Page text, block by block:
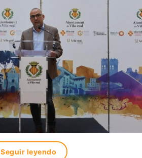
Seguir leyendo